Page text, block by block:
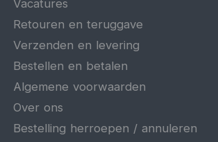
Vacatures
Retouren en teruggave
Verzenden en levering
Bestellen en betalen
Algemene voorwaarden
Over ons
Bestelling herroepen / annuleren